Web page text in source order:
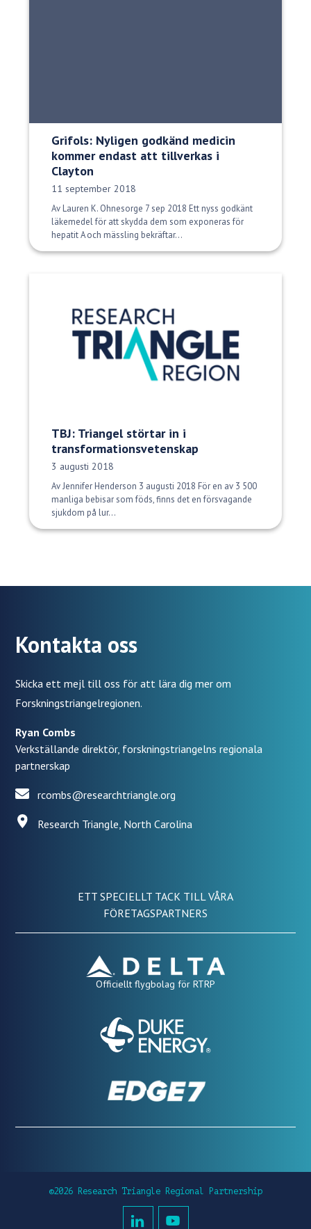
Grifols: Nyligen godkänd medicin
kommer endast att tillverkas i
Clayton
Publiceringsdatum:
11 september 2018
Av Lauren K. Ohnesorge 7 sep 2018 Ett nyss godkänt
läkemedel för att skydda dem som exponeras för
hepatit A och mässling bekräftar...
TBJ: Triangel störtar in i
transformationsvetenskap
Publiceringsdatum:
3 augusti 2018
Av Jennifer Henderson 3 augusti 2018 För en av 3 500
manliga bebisar som föds, finns det en försvagande
sjukdom på lur...
Kontakta oss
Skicka ett mejl till oss för att lära dig mer om
Forskningstriangelregionen.
Ryan Combs
Verkställande direktör, forskningstriangelns regionala
partnerskap
rcombs@researchtriangle.org
Research Triangle, North Carolina
ETT SPECIELLT TACK TILL VÅRA
FÖRETAGSPARTNERS
Officiellt flygbolag för RTRP
©2026 Research Triangle Regional Partnership